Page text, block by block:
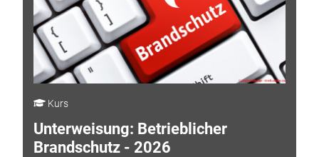
Kurs
Unterweisung: Betrieblicher
Brandschutz - 2026